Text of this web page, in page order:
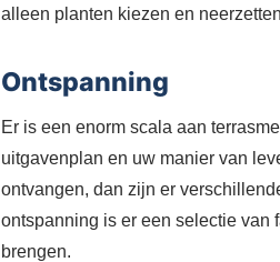
alleen planten kiezen en
Ontspanning
Er is een enorm scala aan
uitgavenplan en uw manier van
ontvangen, dan zijn er
ontspanning is er een selectie van
brengen.